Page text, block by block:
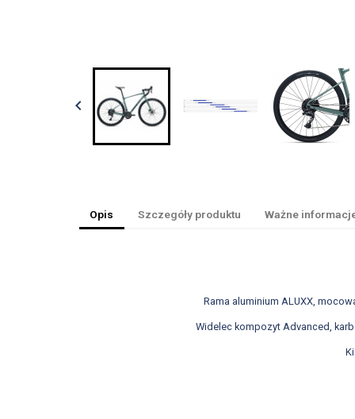

Opis Szczegóły produktu Ważne
Rama aluminium ALUXX,
Widelec kompozyt Advanced,